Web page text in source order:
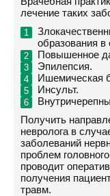
лечение таких
образования в
Повышенное
Эпилепсия.
Ишемическая
Инсульт.
Получить
невролога в
заболеваний
проблем
проводит
получения
травм.